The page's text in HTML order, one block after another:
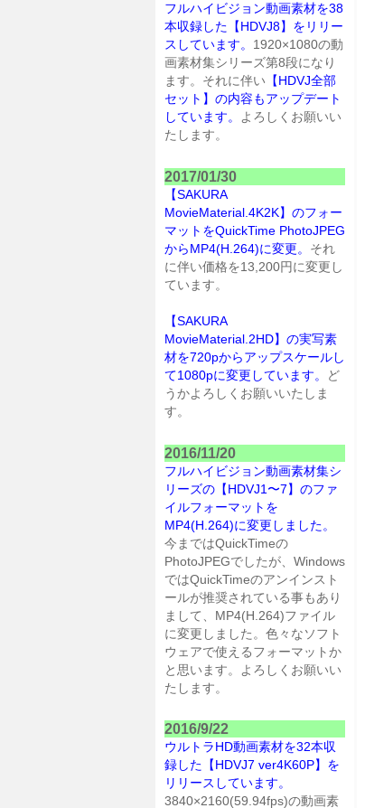
フルハイビジョン動画素材を38
本収録した【HDVJ8】をリリー
スしています。 1920×1080の動
画素材集シリーズ第8段になり
ます。それに伴い 【HDVJ全部
セット】の内容もアップデート
しています。
よろしくお願いい
たします。
2017/01/30
【SAKURA
MovieMaterial.4K2K】のフォー
マットをQuickTime PhotoJPEG
からMP4(H.264)に変更。 それ
に伴い価格を13,200円に変更し
ています。
【SAKURA
MovieMaterial.2HD】の実写素
材を720pからアップスケールし
て1080pに変更しています。
ど
うかよろしくお願いいたしま
す。
2016/11/20
フルハイビジョン動画素材集シ
リーズの【HDVJ1〜7】のファ
イルフォーマットを
MP4(H.264)に変更しました。
今まではQuickTimeの
PhotoJPEGでしたが、Windows
ではQuickTimeのアンインスト
ールが推奨されている事もあり
まして、MP4(H.264)ファイル
に変更しました。色々なソフト
ウェアで使えるフォーマットか
と思います。よろしくお願いい
たします。
2016/9/22
ウルトラHD動画素材を32本収
録した【HDVJ7 ver4K60P】を
リリースしています。
3840×2160(59.94fps)の動画素